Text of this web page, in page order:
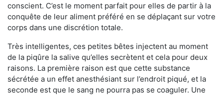
conscient. C’est le moment parfait pour elles de partir à la
conquête de leur aliment préféré en se déplaçant sur votre
corps dans une discrétion totale.
Très intelligentes, ces petites bêtes injectent au moment
de la piqûre la salive qu’elles secrètent et cela pour deux
raisons. La première raison est que cette substance
sécrétée a un effet anesthésiant sur l’endroit piqué, et la
seconde est que le sang ne pourra pas se coaguler. Une